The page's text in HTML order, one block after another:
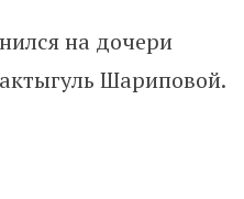
на дочери
Шариповой.